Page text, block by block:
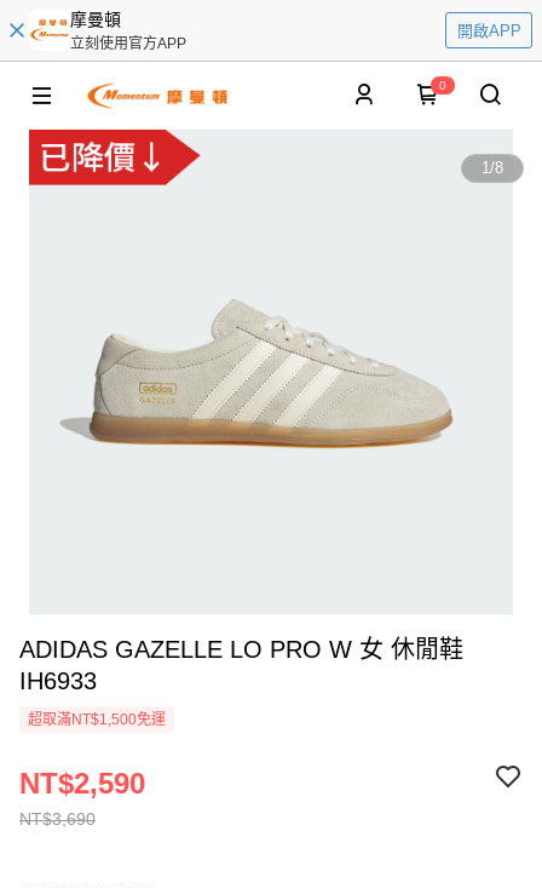
摩曼頓
立刻使用官方APP
開啟APP
0
1/8
ADIDAS GAZELLE LO PRO W 女 休閒鞋
IH6933
超取滿NT$1,500免運
NT$3,690
NT$2,590